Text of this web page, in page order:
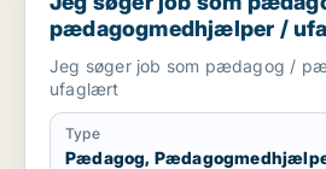
pædagogmedhjælper /
Jeg søger job som pædagog /
ufaglært
Type
Pædagog,